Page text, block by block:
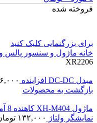
فروخته شده
برای بزرگنمایی کلیک کنید
خانه ماژول و سنسور پالس و
XR2206
مبدل DC-DC افزاینده XL6009/LM2577
بازگشت به محصولات
نمایشگر ولتاژ ۱۳۲,۰۰۰